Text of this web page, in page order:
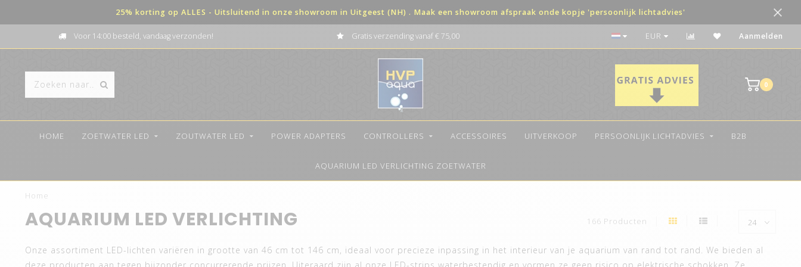
25% korting op ALLES - Uitsluitend in onze showroom in Uitgeest (NH) . Maak een showroom afspraak onde kopje 'persoonlijk lichtadvies'
Gratis verzending vanaf € 75,00 Betaal in 3 termijnen met 0% rente De beste kwaliteit LED
EUR Aanmelden
0
HOME ZOETWATER LED ZOUTWATER LED POWER ADAPTERS CONTROLLERS ACCESSOIRES UITVERKOOP PERSOONLIJK LICHTADVIES B2B
AQUARIUM LED VERLICHTING ZOETWATER
Home
AQUARIUM LED VERLICHTING 166 Producten
Onze assortiment LED-lichten variëren in grootte van 46 cm tot 146 cm, ideaal voor precieze inpassing in het interieur van je aquarium van rand tot rand. We bieden al